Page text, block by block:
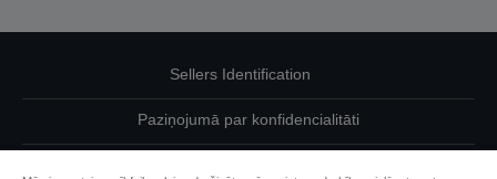
Sellers Identification
Paziņojumā par konfidencialitāti